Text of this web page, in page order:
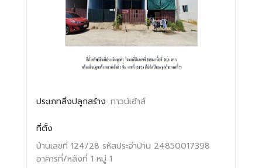
ประเภทสิ่งปลูกสร้าง ทาวน์เฮ้าส์
ที่ตั้ง
บ้านเลขที่ 124/28 รหัสประจำบ้าน 24850017398
อาคารที่/หลังที่ 1 หมู่ 1